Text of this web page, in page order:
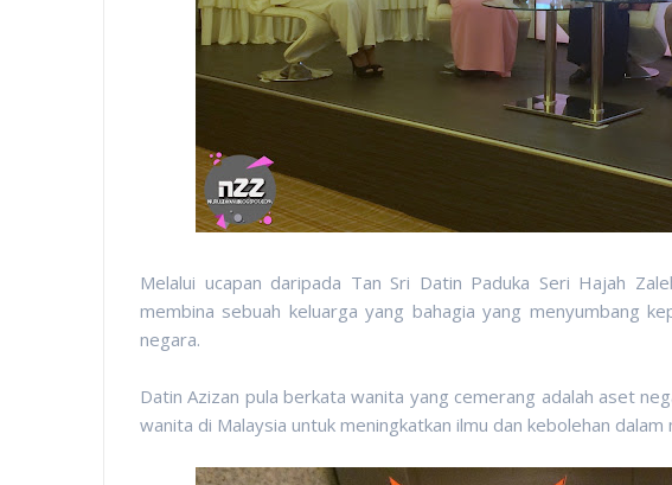
Melalui ucapan daripada Tan Sri Datin Paduka Seri Hajah
membina sebuah keluarga yang bahagia yang menyumbang
negara.
Datin Azizan pula berkata wanita yang cemerang adalah aset
wanita di Malaysia untuk meningkatkan ilmu dan kebolehan